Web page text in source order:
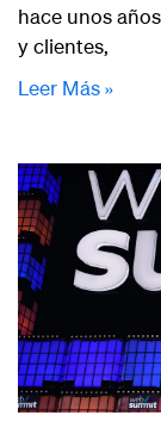
hace unos
y clientes,
Leer Más »